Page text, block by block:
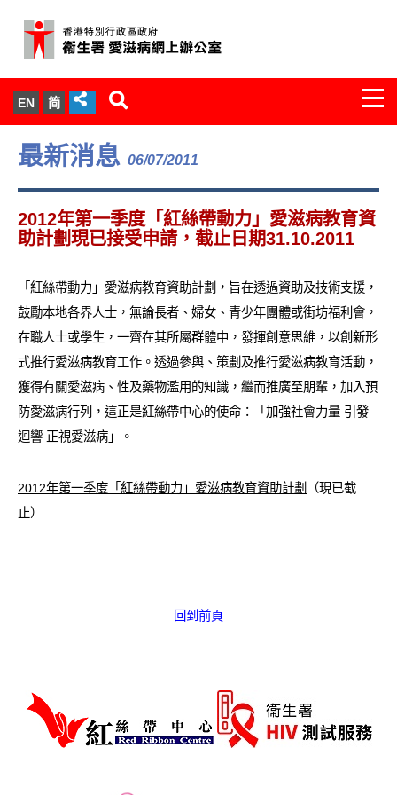
EN 简
關於我們
服務範圍
文件櫃
統計數字
愛滋病病毒感染與醫護人員專家組
愛滋病呈報表格
最新消息 06/07/2011
2012年第一季度「紅絲帶動力」愛滋病教育資
助計劃現已接受申請，截止日期31.10.2011
「紅絲帶動力」愛滋病教育資助計劃，旨在透過資助及技術支援，
鼓勵本地各界人士，無論長者、婦女、青少年團體或街坊福利會，
在職人士或學生，一齊在其所屬群體中，發揮創意思維，以創新形
式推行愛滋病教育工作。透過參與、策劃及推行愛滋病教育活動，
獲得有關愛滋病、性及藥物濫用的知識，繼而推廣至朋輩，加入預
防愛滋病行列，這正是紅絲帶中心的使命：「加強社會力量 引發
迴響 正視愛滋病」。
2012年第一季度「紅絲帶動力」愛滋病教育資助計劃
（現已截
止）
回到前頁